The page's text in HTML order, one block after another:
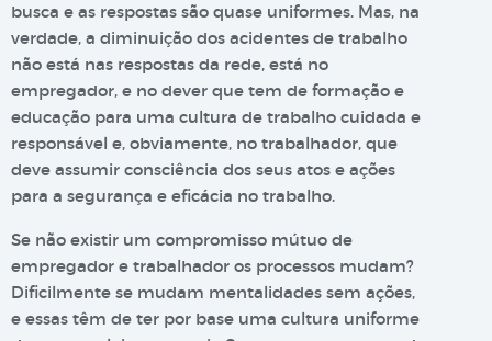
busca e as respostas são quase uniformes. Mas, na
verdade, a diminuição dos acidentes de trabalho
não está nas respostas da rede, está no
empregador, e no dever que tem de formação e
educação para uma cultura de trabalho cuidada e
responsável e, obviamente, no trabalhador, que
deve assumir consciência dos seus atos e ações
para a segurança e eficácia no trabalho.
Se não existir um compromisso mútuo de
empregador e trabalhador os processos mudam?
Dificilmente se mudam mentalidades sem ações,
e essas têm de ter por base uma cultura uniforme